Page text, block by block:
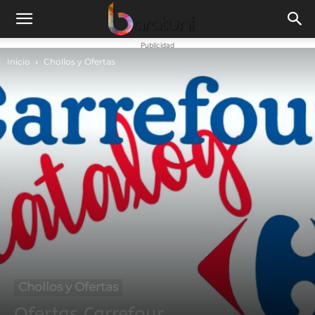
Publicidad
Inicio Chollos y Ofertas
Chollos y Ofertas